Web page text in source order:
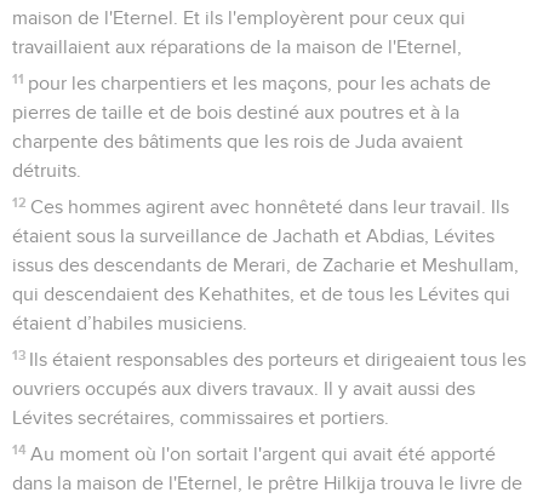
maison de l'Eternel. Et ils l'employèrent pour ceux qui
travaillaient aux réparations de la maison de l'Eternel,
11 pour les charpentiers et les maçons, pour les achats de
pierres de taille et de bois destiné aux poutres et à la
charpente des bâtiments que les rois de Juda avaient
détruits.
12 Ces hommes agirent avec honnêteté dans leur travail. Ils
étaient sous la surveillance de Jachath et Abdias, Lévites
issus des descendants de Merari, de Zacharie et Meshullam,
qui descendaient des Kehathites, et de tous les Lévites qui
étaient d’habiles musiciens.
13 Ils étaient responsables des porteurs et dirigeaient tous les
ouvriers occupés aux divers travaux. Il y avait aussi des
Lévites secrétaires, commissaires et portiers.
14 Au moment où l'on sortait l'argent qui avait été apporté
dans la maison de l'Eternel, le prêtre Hilkija trouva le livre de